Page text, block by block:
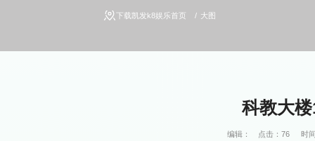
下载凯发k8娱乐首页 大图
科教大
编辑： 点击：76 时